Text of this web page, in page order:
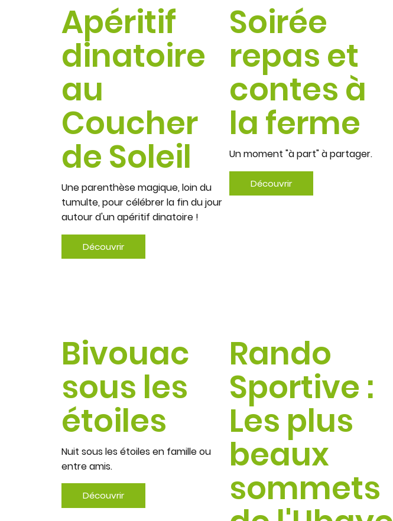
Apéritif
dinatoire
au
Coucher
de Soleil
Une parenthèse magique, loin du
tumulte, pour célébrer la fin du jour
autour d'un apéritif dinatoire !
Découvrir
Soirée
repas et
contes à
la ferme
Un moment "à part" à partager.
Découvrir
Bivouac
sous les
étoiles
Nuit sous les étoiles en famille ou
entre amis.
Découvrir
Rando
Sportive :
Les plus
beaux
sommets